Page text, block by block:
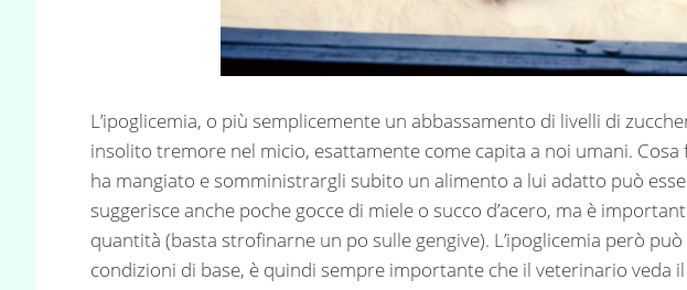
L’ipoglicemia, o più semplicemente un abbassamento di livelli di
insolito tremore nel micio, esattamente come capita a noi umani.
ha mangiato e somministrargli subito un alimento a lui adatto può
suggerisce anche poche gocce di miele o succo d’acero, ma è
quantità (basta strofinarne un po sulle gengive). L’ipoglicemia però
condizioni di base, è quindi sempre importante che il veterinario veda